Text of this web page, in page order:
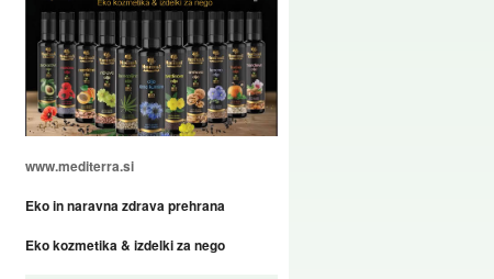
www.mediterra.si
Eko in naravna zdrava prehrana
Eko kozmetika & izdelki za nego